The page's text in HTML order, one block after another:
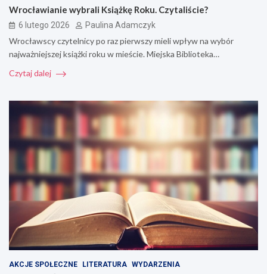
Wrocławianie wybrali Książkę Roku. Czytaliście?
6 lutego 2026 Paulina Adamczyk
Wrocławscy czytelnicy po raz pierwszy mieli wpływ na wybór
najważniejszej książki roku w mieście. Miejska Biblioteka…
Czytaj dalej
AKCJE SPOŁECZNE LITERATURA WYDARZENIA